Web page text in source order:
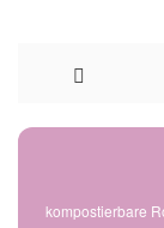
Direkt
kompostierbare